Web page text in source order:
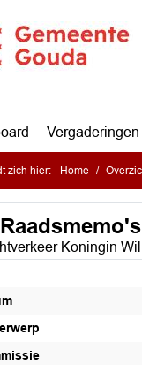
pagina
Vergaderingen
zich hier: Home
Koningin